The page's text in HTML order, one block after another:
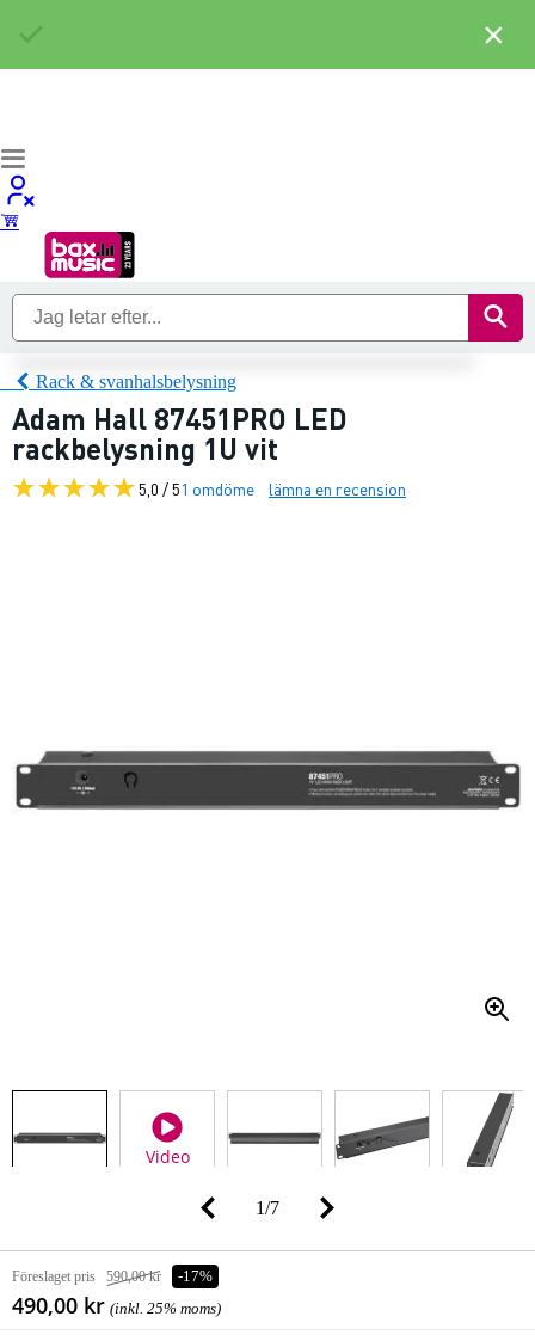
Rack & svanhalsbelysning
Adam Hall 87451PRO LED
rackbelysning 1U vit
5,0 / 51 omdöme lämna en recension
Video
1/7
Föreslaget pris 590,00 kr -17%
490,00 kr (inkl. 25% moms)
×